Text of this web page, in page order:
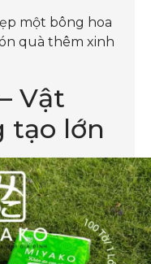
một bông hoa
quà thêm xinh
Vật
tạo lớn